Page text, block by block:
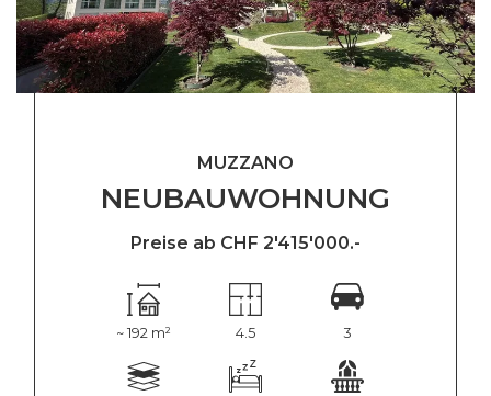
NEUBAUWOHNUNG
MUZZANO
Preise ab CHF 2'415'000.-
~ 192 m² 4.5 3